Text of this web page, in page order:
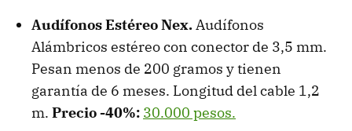
Audífonos Estéreo Nex. Audífonos
Alámbricos estéreo con conector de 3,5 mm.
Pesan menos de 200 gramos y tienen
garantía de 6 meses. Longitud del cable 1,2
m. Precio -40%: 30.000 pesos.